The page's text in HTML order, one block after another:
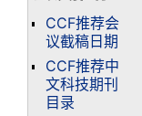
CCF推荐会
议截稿日期
CCF推荐中
文科技期刊
目录